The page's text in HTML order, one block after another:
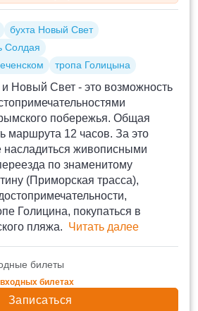
бухта Новый Свет
Солдая
тропа Голицына
и Новый Свет - это возможность
побережья. Общая
маршрута 12 часов. За это
живописными
по знаменитому
(Приморская трасса),
Голицина, покупаться в
пляжа. Читать далее
билеты
билетах
Записаться